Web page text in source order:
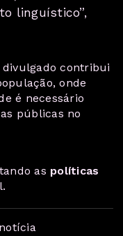
linguístico”,
divulgado contribui
onde
é necessário
públicas no
as políticas